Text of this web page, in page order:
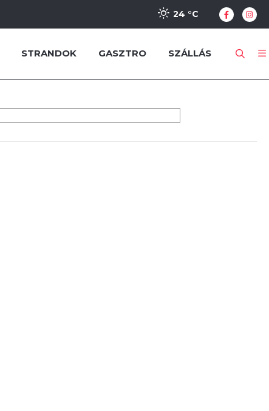
24 °C
STRANDOK GASZTRO SZÁLLÁS